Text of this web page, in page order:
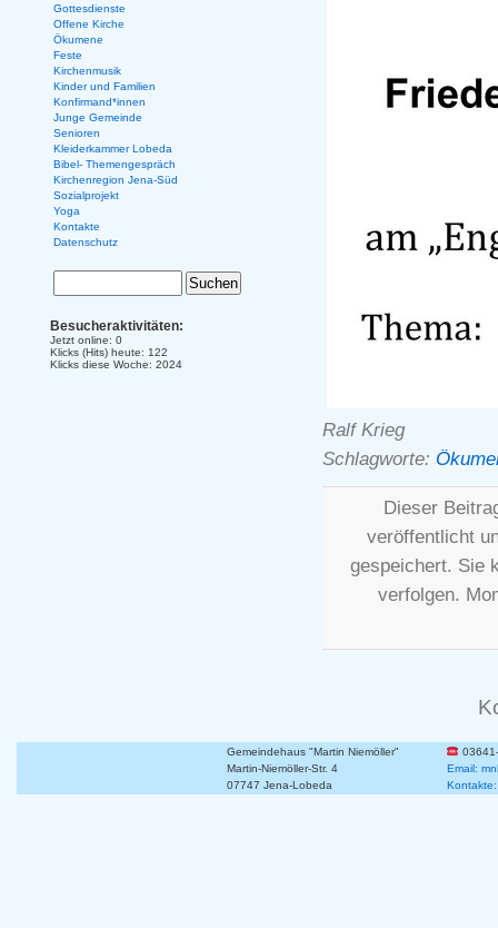
Ralf Krieg
Schlagworte:
Dieser
veröffentlicht
gespeichert. Sie
verfolgen.
Gottesdienste
Offene Kirche
Ökumene
Feste
Kirchenmusik
Kinder und Familien
Konfirmand*innen
Junge Gemeinde
Senioren
Kleiderkammer Lobeda
Bibel- Themengespräch
Kirchenregion Jena-Süd
Sozialprojekt
Yoga
Kontakte
Datenschutz
Besucheraktivitäten:
Jetzt online: 0
Klicks (Hits) heute: 122
Klicks diese Woche: 2024
Gemeindehaus "Martin Niemöller"
Martin-Niemöller-Str. 4
Email:
07747 Jena-Lobeda